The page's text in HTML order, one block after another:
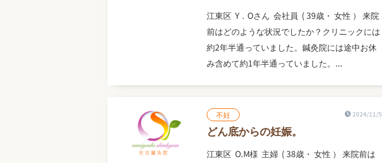
江東区 Y．Oさん 会社員 ( 39歳・ 女性 ） 来院
前はどのような状況でしたか？クリニックには
約2年半通っていました。鍼灸院には途中お休
み含めて約1年半通っていました。...
不妊 2024/11/5
どん底からの妊娠。
江東区 O.M様 主婦 ( 38歳・ 女性 ） 来院前は